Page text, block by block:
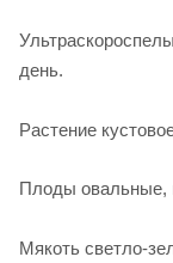
день.
Растение
Плоды овальные,
Мякоть светло-